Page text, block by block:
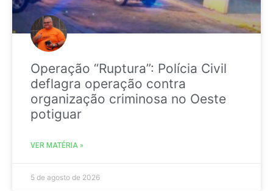
Operação “Ruptura”: Polícia Civil
deflagra operação contra
organização criminosa no Oeste
potiguar
VER MATÉRIA »
5 de agosto de 2026